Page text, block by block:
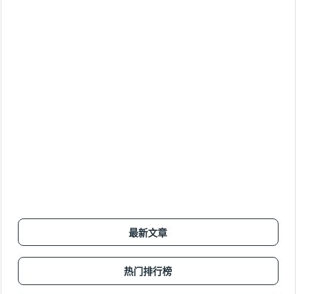
最新文章
热门排行榜